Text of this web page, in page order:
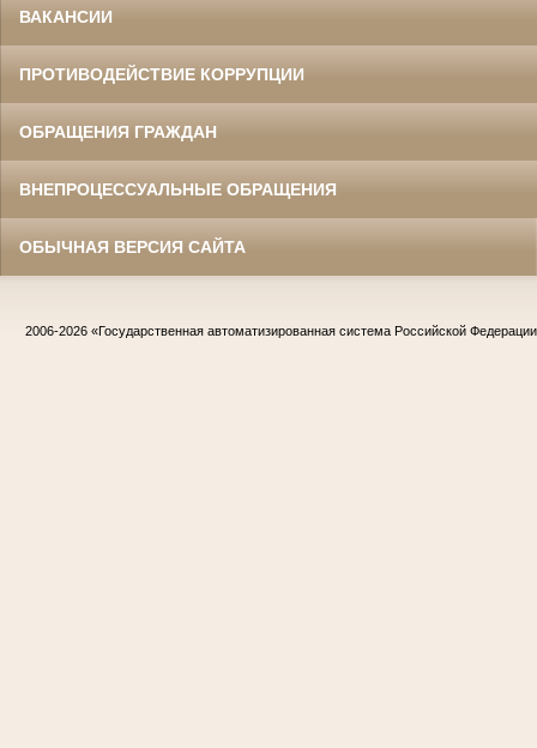
ВАКАНСИИ
ПРОТИВОДЕЙСТВИЕ КОРРУПЦИИ
ОБРАЩЕНИЯ ГРАЖДАН
ВНЕПРОЦЕССУАЛЬНЫЕ ОБРАЩЕНИЯ
ОБЫЧНАЯ ВЕРСИЯ САЙТА
2006-2026 «Государственная автоматизированная система Российской